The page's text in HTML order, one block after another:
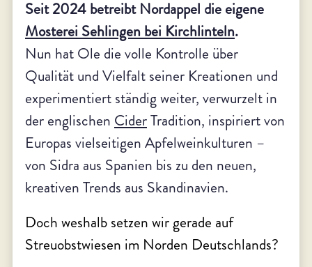
Seit 2024 betreibt Nordappel die eigene
Mosterei Sehlingen bei Kirchlinteln.
Nun hat Ole die volle Kontrolle über
Qualität und Vielfalt seiner Kreationen und
experimentiert ständig weiter, verwurzelt in
der englischen CiderTradition, inspiriert von
Europas vielseitigen Apfelweinkulturen –
von Sidra aus Spanien bis zu den neuen,
kreativen Trends aus Skandinavien.
Doch weshalb setzen wir gerade auf
Streuobstwiesen im Norden Deutschlands?